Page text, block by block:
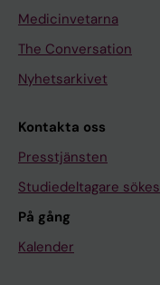
Medicinvetarna
The Conversation
Nyhetsarkivet
Kontakta oss
Presstjänsten
Studiedeltagare sökes
På gång
Kalender